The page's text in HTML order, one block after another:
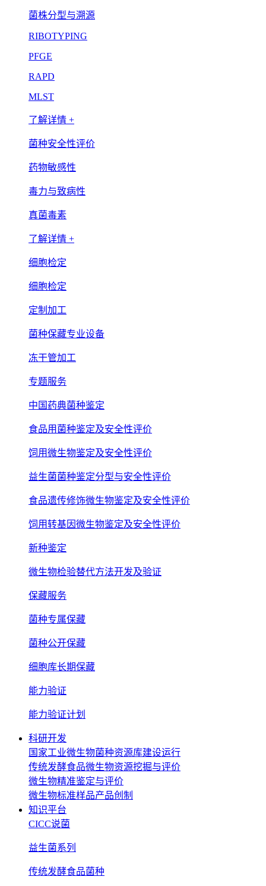
菌株分型与溯源
RIBOTYPING
PFGE
RAPD
MLST
了解详情 +
菌种安全性评价
药物敏感性
毒力与致病性
真菌毒素
了解详情 +
细胞检定
细胞检定
定制加工
菌种保藏专业设备
冻干管加工
专题服务
中国药典菌种鉴定
食品用菌种鉴定及安全性评价
饲用微生物鉴定及安全性评价
益生菌菌种鉴定分型与安全性评价
食品遗传修饰微生物鉴定及安全性评价
饲用转基因微生物鉴定及安全性评价
新种鉴定
微生物检验替代方法开发及验证
保藏服务
菌种专属保藏
菌种公开保藏
细胞库长期保藏
能力验证
能力验证计划
科研开发
国家工业微生物菌种资源库建设运行
传统发酵食品微生物资源挖掘与评价
微生物精准鉴定与评价
微生物标准样品产品创制
知识平台
CICC说菌
益生菌系列
传统发酵食品菌种